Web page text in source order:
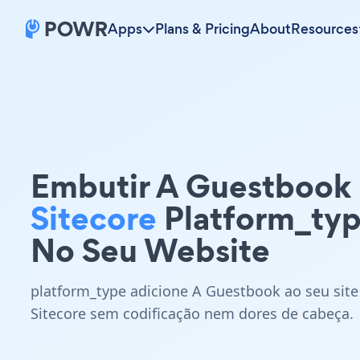
Apps Plans & PricingAboutResources
Embutir A Guestbook
Sitecore
No Seu Website
platform_type adicione A Guestbook ao seu site
Sitecore sem codificação nem dores de cabeça.